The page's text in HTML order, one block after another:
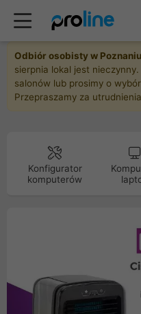
Odbiór osobisty w
sierpnia lokal jest
salonów lub prosimy o
Przepraszamy za
Konfigurator
komputerów